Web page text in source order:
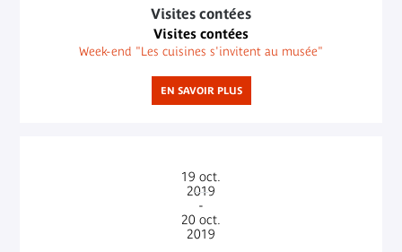
Visites contées
Visites contées
Week-end "Les cuisines s'invitent au musée"
EN SAVOIR PLUS
19 oct.
2019
-
20 oct.
2019